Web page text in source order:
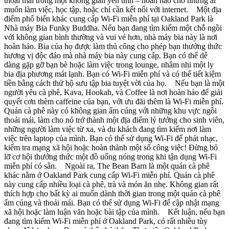
muốn làm việc, học tập, hoặc chỉ cần kết nối với internet. Một địa
điểm phổ biến khác cung cấp Wi-Fi miễn phí tại Oakland Park là
Nhà máy Bia Funky Buddha. Nếu bạn đang tìm kiếm một chỗ ngồi
với không gian bình thường và vui vẻ hơn, nhà máy bia này là nơi
hoàn hảo. Bia của họ được làm thủ công cho phép bạn thưởng thức
hương vị độc đáo mà nhà máy bia này cung cấp. Bạn có thể dễ
dàng gặp gỡ bạn bè hoặc làm việc trong lounge, nhâm nhi một ly
bia địa phương mát lạnh. Bạn có Wi-Fi miễn phí và có thể tiết kiệm
tiền bằng cách thử bộ sưu tập bia tuyệt vời của họ. Nếu bạn là một
người yêu cà phê, Kava, Hookah, và Coffee là nơi hoàn hảo để giải
quyết cơn thèm caffeine của bạn, với ưu đãi thêm là Wi-Fi miễn phí.
Quán cà phê này có không gian ấm cúng với những khu vực ngồi
thoải mái, làm cho nó trở thành một địa điểm lý tưởng cho sinh viên,
những người làm việc từ xa, và du khách đang tìm kiếm nơi làm
việc trên laptop của mình. Bạn có thể sử dụng Wi-Fi để phát nhạc,
kiểm tra mạng xã hội hoặc hoàn thành một số công việc! Đừng bỏ
lỡ cơ hội thưởng thức một đồ uống nóng trong khi tận dụng Wi-Fi
miễn phí có sẵn. Ngoài ra, The Bean Barn là một quán cà phê
khác nằm ở Oakland Park cung cấp Wi-Fi miễn phí. Quán cà phê
này cung cấp nhiều loại cà phê, trà và món ăn nhẹ. Không gian rất
thích hợp cho bất kỳ ai muốn dành thời gian trong một quán cà phê
ấm cúng và thoải mái. Bạn có thể sử dụng Wi-Fi để cập nhật mạng
xã hội hoặc làm luận văn hoặc bài tập của mình. Kết luận, nếu bạn
đang tìm kiếm Wi-Fi miễn phí ở Oakland Park, có rất nhiều tùy